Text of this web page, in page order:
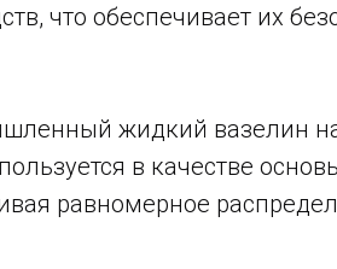
что обеспечивает их
жидкий вазелин
в качестве
равномерное